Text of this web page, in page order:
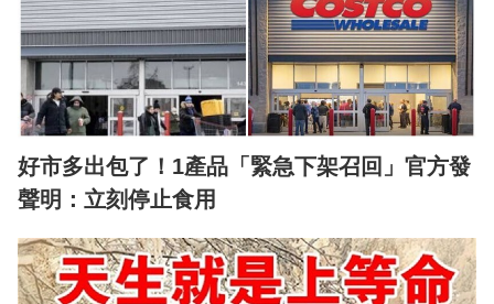
好市多出包了！1產品「緊急下架召回」官方發
聲明：立刻停止食用